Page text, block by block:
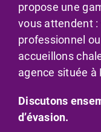
propose une
vous attendent :
professionnel
accueillons
agence située à
Discutons
d’évasion.